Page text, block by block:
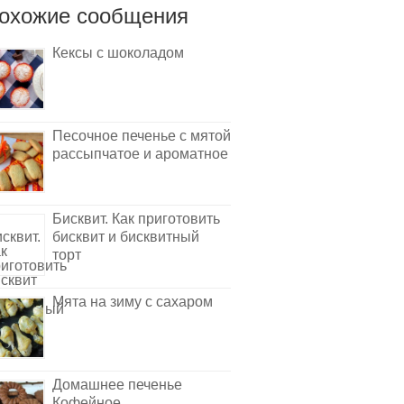
сообщения
Кексы с шоколадом
Песочное печенье с мятой
рассыпчатое и ароматное
Бисквит. Как приготовить
бисквит и бисквитный
торт
Мята на зиму с сахаром
Домашнее печенье